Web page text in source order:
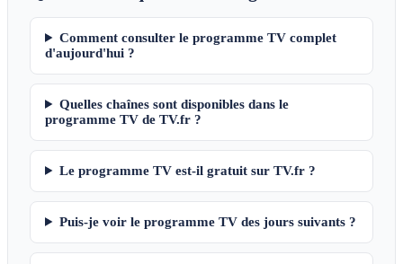
Comment consulter le programme TV complet
d'aujourd'hui ?
Quelles chaînes sont disponibles dans le
programme TV de TV.fr ?
Le programme TV est-il gratuit sur TV.fr ?
Puis-je voir le programme TV des jours suivants ?